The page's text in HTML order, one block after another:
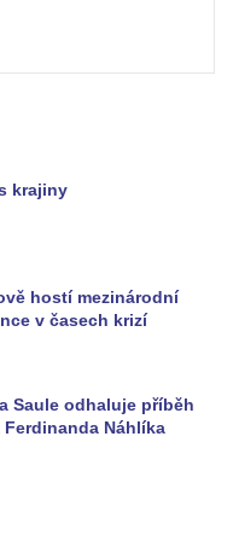
v
v
v
krajiny
hostí mezinárodní
v časech krizí
Saule odhaluje příběh
Náhlíka